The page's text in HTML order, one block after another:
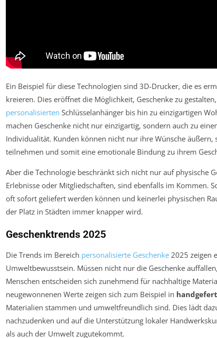
Ein Beispiel für diese Technologien sind 3D-Drucker, die es
kreieren. Dies eröffnet die Möglichkeit, Geschenke zu
personalisierten Schlüsselanhänger bis hin zu einzigartigen
machen Geschenke nicht nur einzigartig, sondern auch zu
Individualität. Kunden können nicht nur ihre Wünsche äußern,
teilnehmen und somit eine emotionale Bindung zu ihrem
Aber die Technologie beschränkt sich nicht nur auf physische
Erlebnisse oder Mitgliedschaften, sind ebenfalls im Kommen.
oft sofort geliefert werden können und keinerlei physischen
der Platz in Städten immer knapper wird.
Geschenktrends 2025
Die Trends im Bereich personalisierte Geschenke 2025 zeigen
Umweltbewusstsein. Müssen nicht nur die Geschenke
Menschen entscheiden sich zunehmend für nachhaltige
neugewonnenen Werte zeigen sich zum Beispiel in
Materialien stammen und umweltfreundlich sind. Dies lädt
nachzudenken und auf die Unterstützung lokaler
als auch der Umwelt zugutekommt.